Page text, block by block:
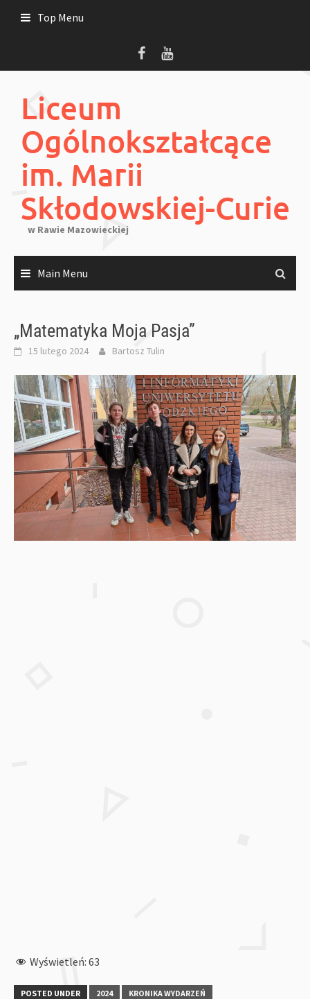
Top Menu
Liceum
Ogólnokształcące
im. Marii
Skłodowskiej-Curie
w Rawie Mazowieckiej
Main Menu
„Matematyka Moja Pasja”
15 lutego 2024 Bartosz Tulin
Wyświetleń: 63
POSTED UNDER 2024 KRONIKA WYDARZEŃ